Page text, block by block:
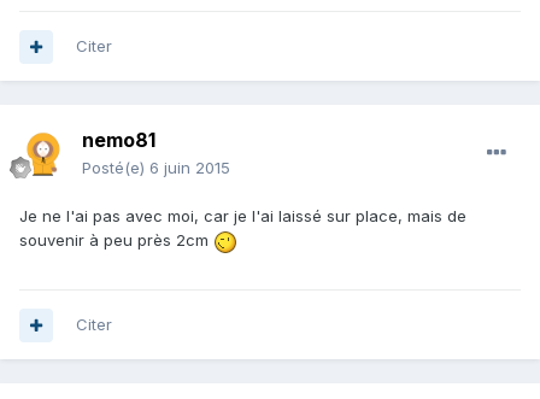
Citer
nemo81
Posté(e) 6 juin 2015
Je ne l'ai pas avec moi, car je l'ai laissé sur place, mais de
souvenir à peu près 2cm
Citer